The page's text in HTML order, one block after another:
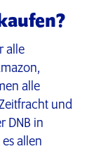
alle
alle
und
DNB in
allen